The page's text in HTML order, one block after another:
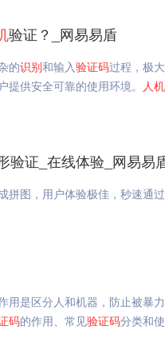
验证？_网易易盾
的识别和输入验证码过程，极
供安全可靠的使用环境。 人机
验证_在线体验_网易易
拼图，用户体验极佳，秒速通
用是区分人和机器，防止被暴
码的作用、常见验证码分类和